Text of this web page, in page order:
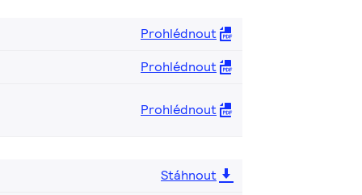
Prohlédnout
Prohlédnout
Prohlédnout
Stáhnout